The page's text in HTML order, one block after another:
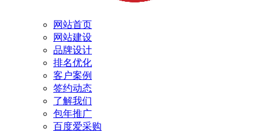
网站首页
网站建设
品牌设计
排名优化
客户案例
签约动态
了解我们
包年推广
百度爱采购